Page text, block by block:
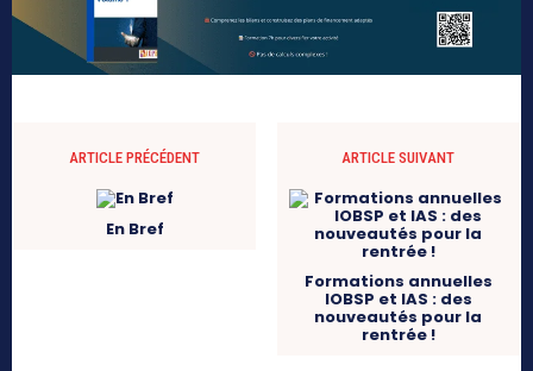
ARTICLE PRÉCÉDENT
En Bref
ARTICLE SUIVANT
Formations annuelles
IOBSP et IAS : des
nouveautés pour la
rentrée !